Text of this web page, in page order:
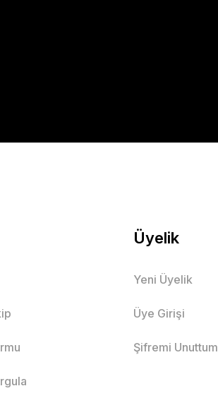
Üyelik
Yeni Üyelik
Üye Girişi
Şifremi Unuttum